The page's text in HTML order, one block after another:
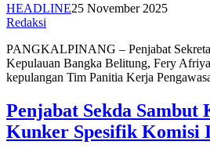
HEADLINE25 November 2025
Redaksi
PANGKALPINANG – Penjabat
Kepulauan Bangka Belitung, Fery
kepulangan Tim Panitia Kerja
Penjabat Sekda Sambut
Kunker Spesifik Komisi